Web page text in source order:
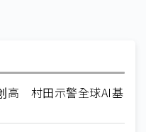
高 村田示警全球AI基